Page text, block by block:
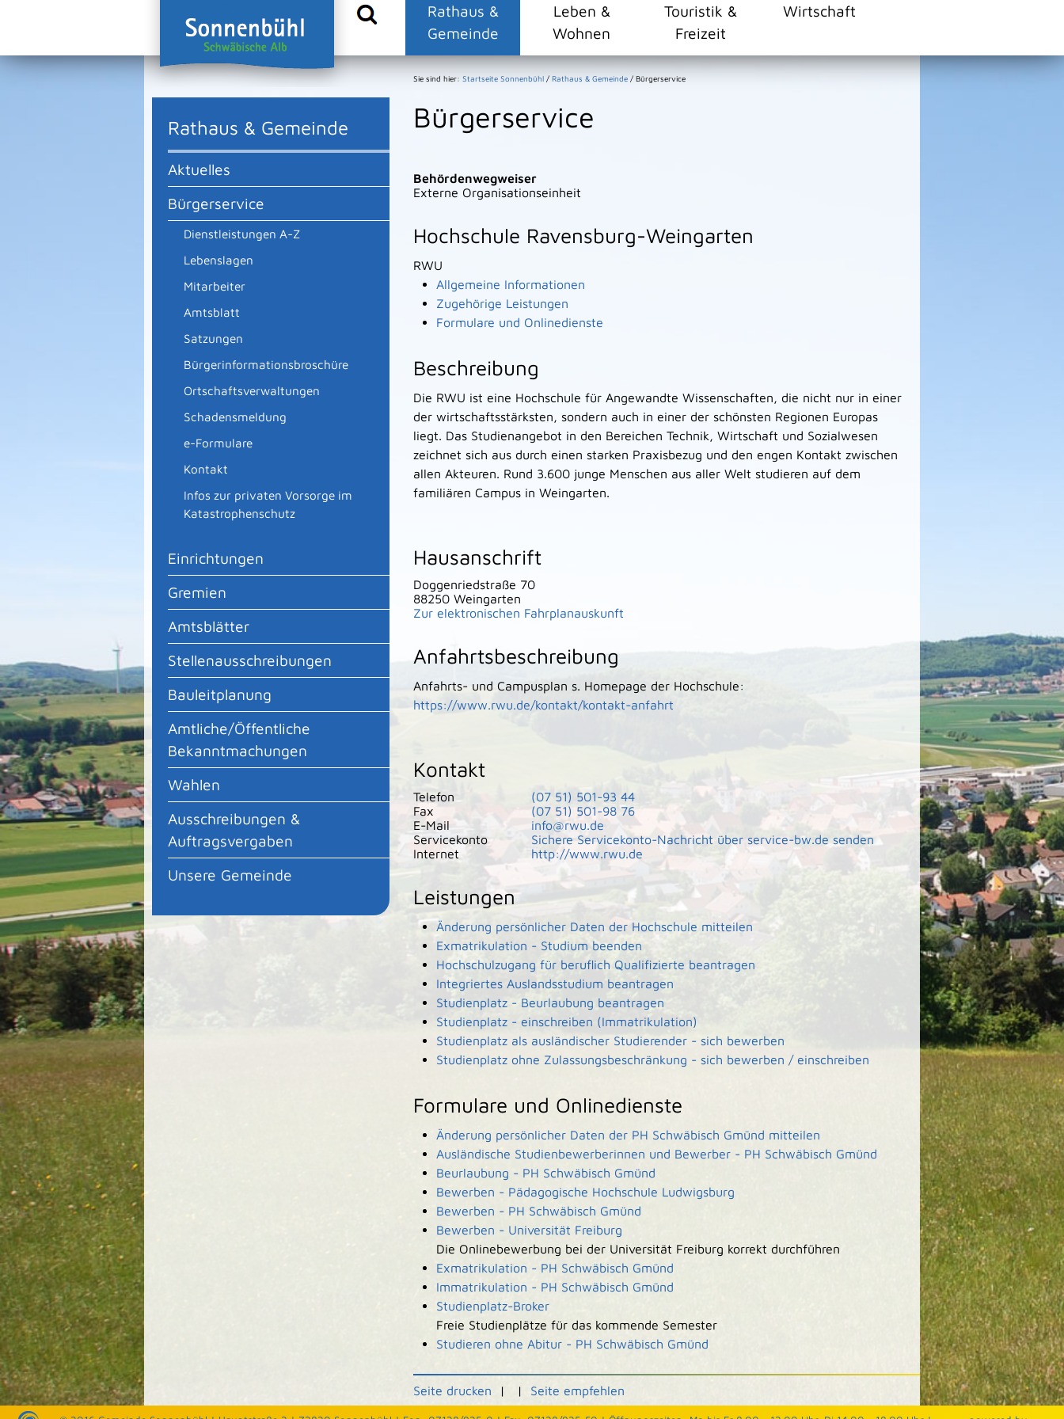
Rathaus &
Gemeinde
Leben &
Wohnen
Touristik &
Freizeit
Wirtschaft
Rathaus & Gemeinde
Aktuelles
Bürgerservice
Dienstleistungen A-Z
Lebenslagen
Mitarbeiter
Amtsblatt
Satzungen
Bürgerinformationsbroschüre
Ortschaftsverwaltungen
Schadensmeldung
e-Formulare
Kontakt
Infos zur privaten Vorsorge im
Katastrophenschutz
Einrichtungen
Gremien
Amtsblätter
Stellenausschreibungen
Bauleitplanung
Amtliche/Öffentliche
Bekanntmachungen
Wahlen
Ausschreibungen &
Auftragsvergaben
Unsere Gemeinde
Sie sind hier: Startseite Sonnenbühl / Rathaus & Gemeinde / Bürgerservice
Bürgerservice
Behördenwegweiser
Externe Organisationseinheit
Hochschule Ravensburg-Weingarten
RWU
Allgemeine Informationen
Zugehörige Leistungen
Formulare und Onlinedienste
Beschreibung
Die RWU ist eine Hochschule für Angewandte Wissenschaften, die nicht nur in einer
der wirtschaftsstärksten, sondern auch in einer der schönsten Regionen Europas
liegt. Das Studienangebot in den Bereichen Technik, Wirtschaft und Sozialwesen
zeichnet sich aus durch einen starken Praxisbezug und den engen Kontakt zwischen
allen Akteuren. Rund 3.600 junge Menschen aus aller Welt studieren auf dem
familiären Campus in Weingarten.
Hausanschrift
Doggenriedstraße 70
88250 Weingarten
Zur elektronischen Fahrplanauskunft
Anfahrtsbeschreibung
Anfahrts- und Campusplan s. Homepage der Hochschule:
https://www.rwu.de/kontakt/kontakt-anfahrt
Kontakt
Telefon (07 51) 501-93 44
Fax
(07 51) 501-98 76
E-Mail
info@rwu.de
Servicekonto
Sichere Servicekonto-Nachricht über service-bw.de senden
Internet
http://www.rwu.de
Leistungen
Änderung persönlicher Daten der Hochschule mitteilen
Exmatrikulation - Studium beenden
Hochschulzugang für beruflich Qualifizierte beantragen
Integriertes Auslandsstudium beantragen
Studienplatz - Beurlaubung beantragen
Studienplatz - einschreiben (Immatrikulation)
Studienplatz als ausländischer Studierender - sich bewerben
Studienplatz ohne Zulassungsbeschränkung - sich bewerben / einschreiben
Formulare und Onlinedienste
Änderung persönlicher Daten der PH Schwäbisch Gmünd mitteilen
Ausländische Studienbewerberinnen und Bewerber - PH Schwäbisch Gmünd
Beurlaubung - PH Schwäbisch Gmünd
Bewerben - Pädagogische Hochschule Ludwigsburg
Bewerben - PH Schwäbisch Gmünd
Bewerben - Universität Freiburg
Die Onlinebewerbung bei der Universität Freiburg korrekt durchführen
Exmatrikulation - PH Schwäbisch Gmünd
Immatrikulation - PH Schwäbisch Gmünd
Studienplatz-Broker
Freie Studienplätze für das kommende Semester
Studieren ohne Abitur - PH Schwäbisch Gmünd
Seite drucken | | Seite empfehlen